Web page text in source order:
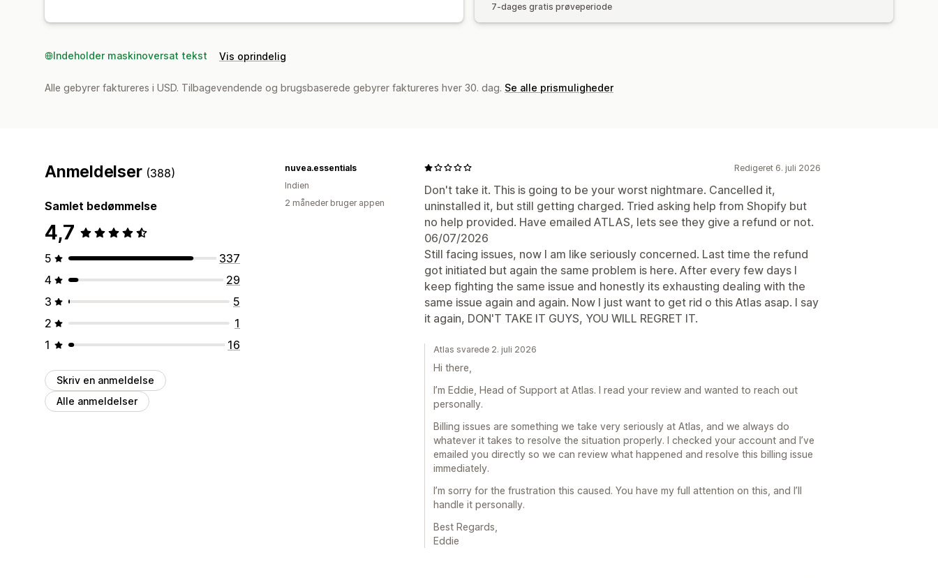
7-dages gratis prøveperiode
Indeholder maskinoversat tekst Vis oprindelig
Alle gebyrer faktureres i USD. Tilbagevendende og brugsbaserede gebyrer faktureres hver 30. dag. Se alle prismuligheder
Anmeldelser (388)
Samlet bedømmelse
4,7
5
337
4
29
3
5
2
1
1
16
Skriv en anmeldelse
Alle anmeldelser
Redigeret 6. juli 2026
Don't take it. This is going to be your worst nightmare. Cancelled it,
uninstalled it, but still getting charged. Tried asking help from Shopify but
no help provided. Have emailed ATLAS, lets see they give a refund or not.
06/07/2026
Still facing issues, now I am like seriously concerned. Last time the refund
got initiated but again the same problem is here. After every few days I
keep fighting the same issue and honestly its exhausting dealing with the
same issue again and again. Now I just want to get rid o this Atlas asap. I say
it again, DON'T TAKE IT GUYS, YOU WILL REGRET IT.
nuvea.essentials
Indien
2 måneder bruger appen
Atlas svarede 2. juli 2026
Hi there,
I’m Eddie, Head of Support at Atlas. I read your review and wanted to reach out
personally.
Billing issues are something we take very seriously at Atlas, and we always do
whatever it takes to resolve the situation properly. I checked your account and I’ve
emailed you directly so we can review what happened and resolve this billing issue
immediately.
I’m sorry for the frustration this caused. You have my full attention on this, and I’ll
handle it personally.
Best Regards,
Eddie